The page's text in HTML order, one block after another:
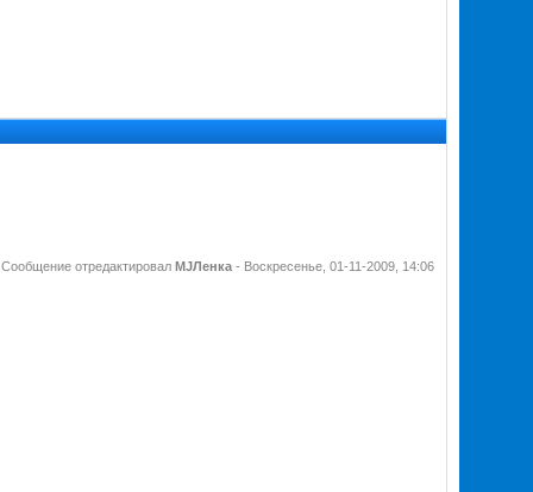
Сообщение отредактировал MJЛенка - Воскресенье, 01-11-2009, 14:06